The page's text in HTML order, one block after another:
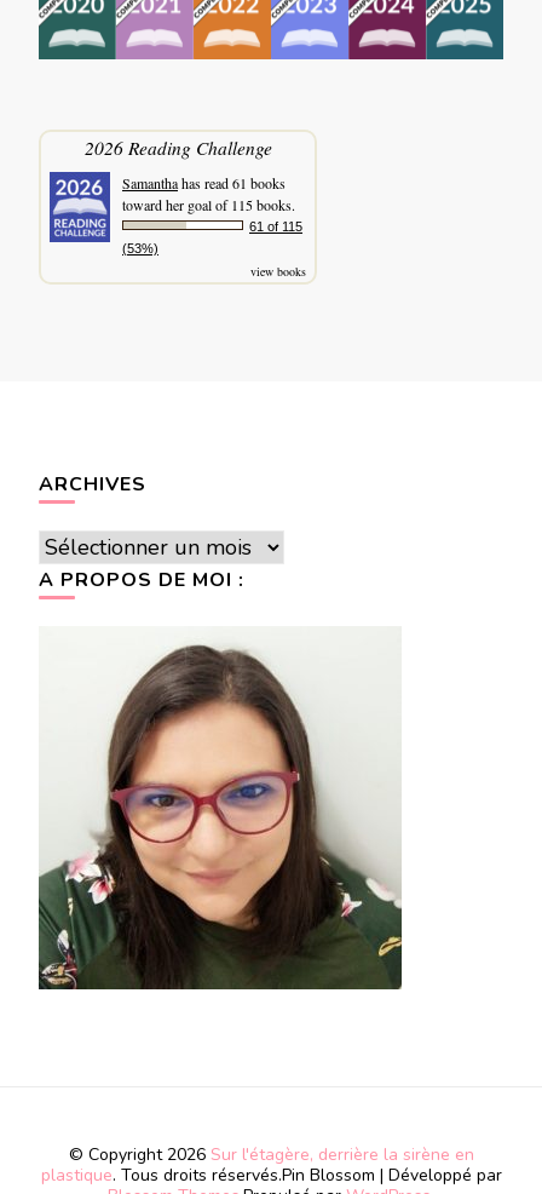
2026 Reading Challenge
Samanthahas read 61 books
toward her goal of 115 books.
61 of 115
(53%)
view books
ARCHIVES
Archives
A PROPOS DE MOI :
© Copyright 2026 Sur l'étagère, derrière la sirène en
plastique. Tous droits réservés.Pin Blossom | Développé par